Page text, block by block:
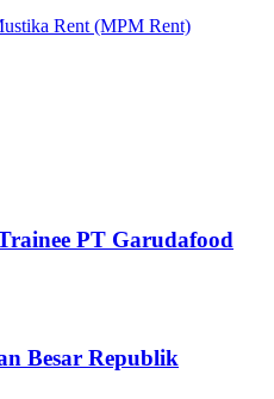
Rent (MPM Rent)
PT Garudafood
Besar Republik